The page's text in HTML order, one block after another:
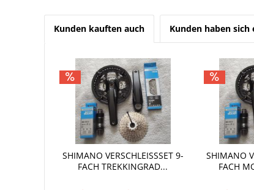
Kunden kauften auch Kunden haben sich
SHIMANO VERSCHLEISSSET 9-F
ACH TREKKINGRAD...
SHIMANO
ACH